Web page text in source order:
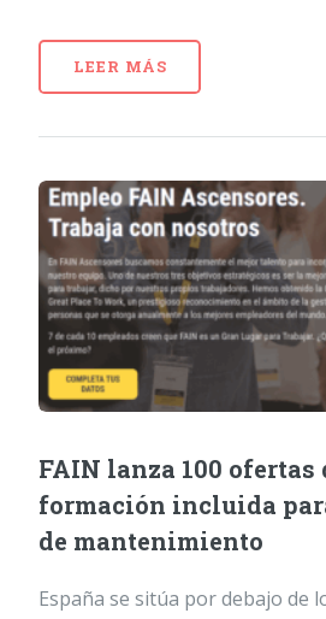
LEER MÁS
FAIN lanza 100 ofertas
formación incluida
de mantenimiento
España se sitúa por debajo de